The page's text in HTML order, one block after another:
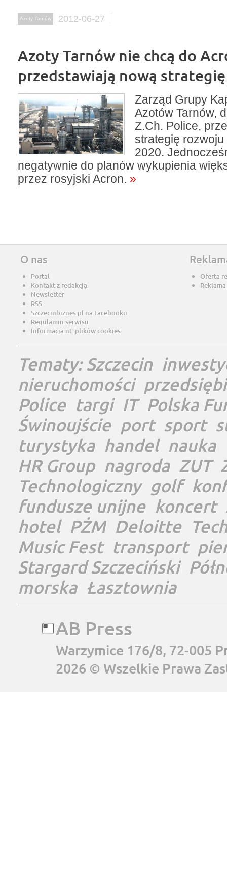
Azoty Tarnów 2012-06-27
Azoty Tarnów nie chcą do
przedstawiają nową strategię
Zarząd Grupy
Azotów Tarnów,
Z.Ch. Police,
strategię
2020.
negatywnie do planów wykupienia
przez rosyjski Acron. »
O nas
Portal
Kontakt z redakcją
Newsletter
RSS
Szczecinbiznes.pl na Facebooku
Regulamin serwisu
Informacja nt. plików cookies
Oferta
Tematy:Szczecin
nieruchomości
Police targi IT Polska
Świnoujście port sport
turystyka handel nauka
HR Group nagroda ZUT
Technologiczny golf
fundusze unijne koncert
hotel PŻM Deloitte
Music Fest transport
Stargard Szczeciński
morska Łasztownia
AB Press
Warzymice 176/8, 72-005
2026 © Wszelkie Prawa